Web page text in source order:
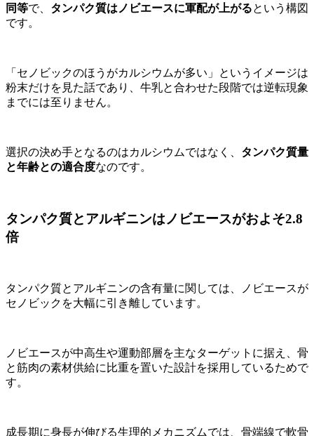
同等で、 タンパク質はノビエースに軍配が上がるという構図
です。
「セノビックのほうがカルシウムが多い」というイメージは
粉末だけを見た話であり、牛乳と合わせた段階では逆転現象
までには至りません。
選択の決め手となるのはカルシウムではなく、 タンパク質量
と年齢との適合度なのです。
タンパク質とアルギニンはノビエースがおよそ2.8
倍
タンパク質とアルギニンの含有量に関しては、ノビエースが
セノビックを大幅に引き離しています。
ノビエースが中高生や運動部層を主なターゲットに据え、骨
と筋肉の素材供給に比重を置いた設計を採用しているためで
す。
成長期に身長が伸びる生理的メカニズムでは、骨端線で軟骨